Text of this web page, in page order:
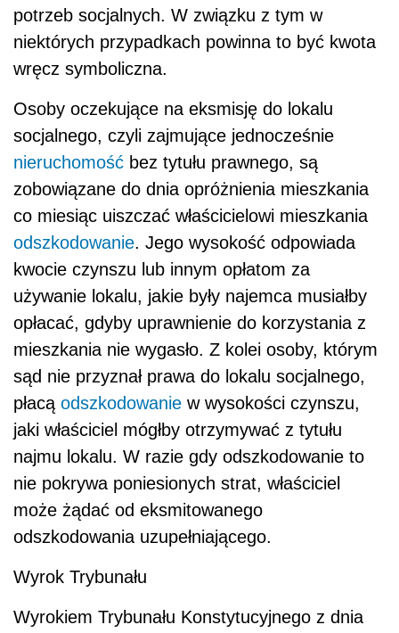
potrzeb socjalnych. W związku z tym w
niektórych przypadkach powinna to być kwota
wręcz symboliczna.
Osoby oczekujące na eksmisję do lokalu
socjalnego, czyli zajmujące jednocześnie
nieruchomość bez tytułu prawnego, są
zobowiązane do dnia opróżnienia mieszkania
co miesiąc uiszczać właścicielowi mieszkania
odszkodowanie. Jego wysokość odpowiada
kwocie czynszu lub innym opłatom za
używanie lokalu, jakie były najemca musiałby
opłacać, gdyby uprawnienie do korzystania z
mieszkania nie wygasło. Z kolei osoby, którym
sąd nie przyznał prawa do lokalu socjalnego,
płacą odszkodowanie w wysokości czynszu,
jaki właściciel mógłby otrzymywać z tytułu
najmu lokalu. W razie gdy odszkodowanie to
nie pokrywa poniesionych strat, właściciel
może żądać od eksmitowanego
odszkodowania uzupełniającego.
Wyrok Trybunału
Wyrokiem Trybunału Konstytucyjnego z dnia